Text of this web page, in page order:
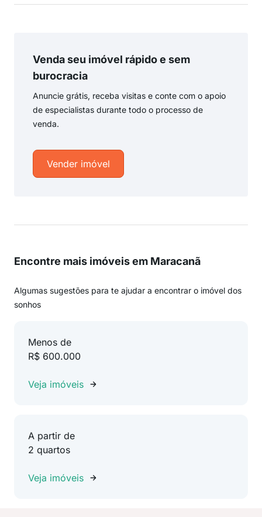
Venda seu imóvel rápido e sem
burocracia
Anuncie grátis, receba visitas e conte com o apoio
de especialistas durante todo o processo de
venda.
Vender imóvel
Encontre mais imóveis em Maracanã
Algumas sugestões para te ajudar a encontrar o imóvel dos
sonhos
Menos de
R$ 600.000
Veja imóveis
A partir de
2 quartos
Veja imóveis